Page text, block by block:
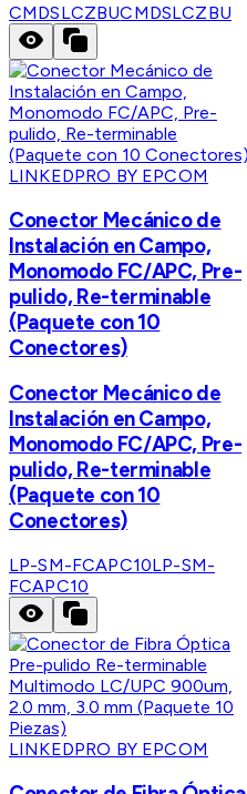
CMDSLCZBUCMDSLCZBU
LINKEDPRO BY EPCOM
Conector Mecánico de
Instalación en Campo,
Monomodo FC/APC, Pre-
pulido, Re-terminable
(Paquete con 10
Conectores)
Conector Mecánico de
Instalación en Campo,
Monomodo FC/APC, Pre-
pulido, Re-terminable
(Paquete con 10
Conectores)
LP-SM-FCAPC10LP-SM-
FCAPC10
LINKEDPRO BY EPCOM